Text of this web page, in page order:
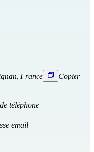
France
Copier
téléphone
email